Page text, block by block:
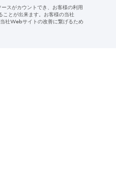
Media
Policy
クッキ
ー情報
スがカウントでき、お客様の利用
ことが出来ます。お客様の当社
社Webサイトの改善に繋げるため